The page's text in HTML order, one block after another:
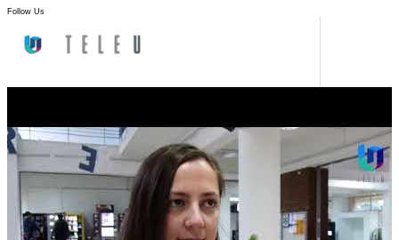
Follow Us